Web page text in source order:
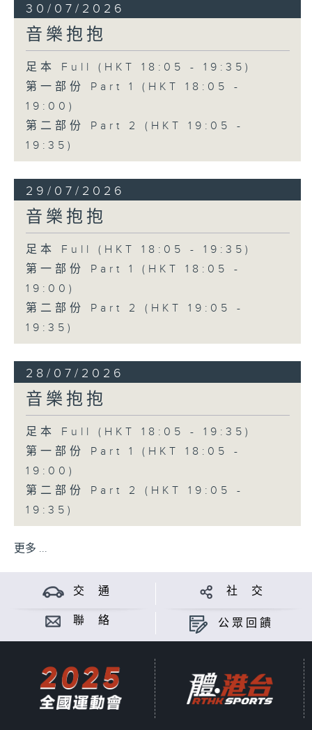
30/07/2026
音樂抱抱
足本 Full (HKT 18:05 - 19:35)
第一部份 Part 1 (HKT 18:05 -
19:00)
第二部份 Part 2 (HKT 19:05 -
19:35)
29/07/2026
音樂抱抱
足本 Full (HKT 18:05 - 19:35)
第一部份 Part 1 (HKT 18:05 -
19:00)
第二部份 Part 2 (HKT 19:05 -
19:35)
28/07/2026
音樂抱抱
足本 Full (HKT 18:05 - 19:35)
第一部份 Part 1 (HKT 18:05 -
19:00)
第二部份 Part 2 (HKT 19:05 -
19:35)
更多 ...
交 通 社 交
聯 絡 公眾回饋